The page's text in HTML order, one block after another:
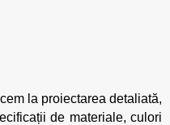
la proiectarea detaliată,
de materiale, culori